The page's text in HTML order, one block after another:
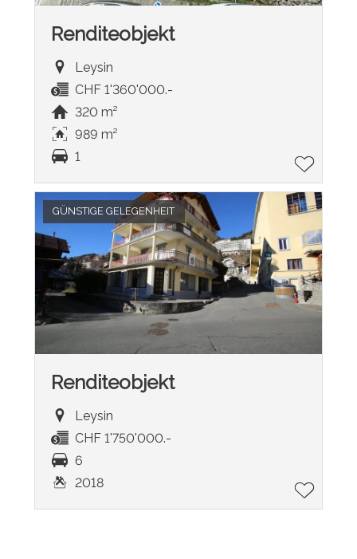
Renditeobjekt
Leysin
CHF 1'360'000.-
320 m²
989 m²
1
GÜNSTIGE GELEGENHEIT
Renditeobjekt
Leysin
CHF 1'750'000.-
6
2018